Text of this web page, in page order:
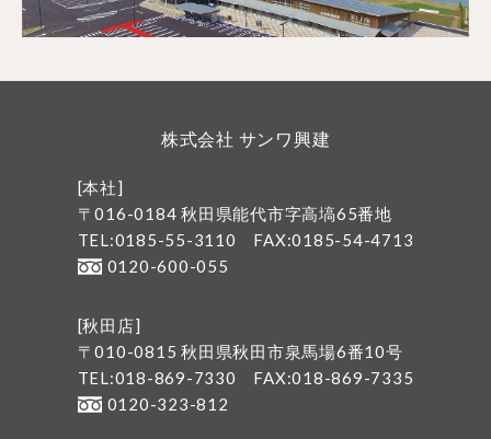
株式会社 サンワ興建
[本社]
〒016-0184 秋田県能代市字高塙65番地
TEL:0185-55-3110
FAX:0185-54-4713
0120-600-055
[秋田店]
〒010-0815 秋田県秋田市泉馬場6番10号
TEL:018-869-7330
FAX:018-869-7335
0120-323-812